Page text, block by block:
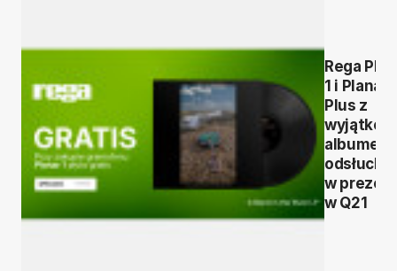
Rega
1 i Planar 1
Plus z
albumem
w
w Q21